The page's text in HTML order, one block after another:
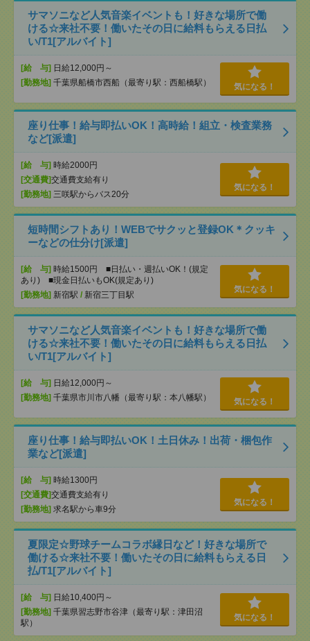
サマソニなど人気音楽イベントも！好きな場所で働
ける☆来社不要！働いたその日に給料もらえる日払
い/T1[アルバイト]
[給 与] 日給12,000円～
[勤務地] 千葉県船橋市西船（最寄り駅：西船橋駅） 気になる！
座り仕事！給与即払いOK！高時給！組立・検査業務
など[派遣]
[給 与] 時給2000円
[交通費]交通費支給有り
[勤務地] 三咲駅からバス20分
気になる！
短時間シフトあり！WEBでサクッと登録OK＊クッキ
ーなどの仕分け[派遣]
[給 与] 時給1500円 ■日払い・週払いOK！(規定
あり) ■現金日払いもOK(規定あり)
[勤務地] 新宿駅 / 新宿三丁目駅
気になる！
サマソニなど人気音楽イベントも！好きな場所で働
ける☆来社不要！働いたその日に給料もらえる日払
い/T1[アルバイト]
[給 与] 日給12,000円～
[勤務地] 千葉県市川市八幡（最寄り駅：本八幡駅） 気になる！
座り仕事！給与即払いOK！土日休み！出荷・梱包作
業など[派遣]
[給 与] 時給1300円
[交通費]交通費支給有り
[勤務地] 求名駅から車9分
気になる！
夏限定☆野球チームコラボ縁日など！好きな場所で
働ける☆来社不要！働いたその日に給料もらえる日
払/T1[アルバイト]
[給 与] 日給10,400円～
[勤務地] 千葉県習志野市谷津（最寄り駅：津田沼
駅）
気になる！